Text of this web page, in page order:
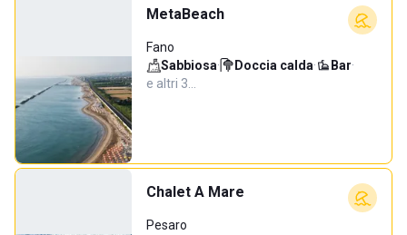
MetaBeach
Fano
Sabbiosa· Doccia calda· Bar·
e altri 3…
Chalet A Mare
Pesaro